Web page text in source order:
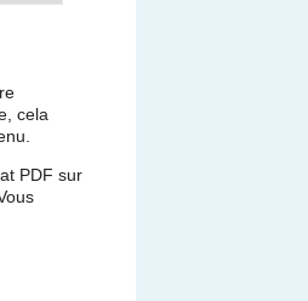
cela
PDF sur
Vous